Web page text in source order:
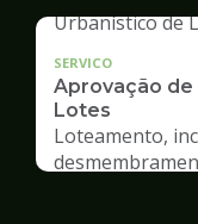
SERVICO
Aprovação
Lotes
Loteamento,